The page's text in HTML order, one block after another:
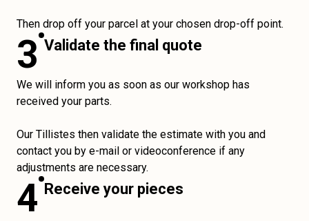
Then drop off your parcel at your chosen drop-off point.
3 Validate the final quote
We will inform you as soon as our workshop has
received your parts.
Our Tillistes then validate the estimate with you and
contact you by e-mail or videoconference if any
adjustments are necessary.
4 Receive your pieces